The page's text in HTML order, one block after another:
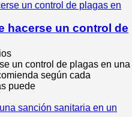
hacerse un control de
un control de plagas en una
según cada
puede